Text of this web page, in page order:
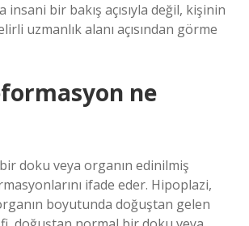
insani bir bakış açısıyla değil, kişinin
uzmanlık alanı açısından görme
ne
doku veya organın edinilmiş
ifade eder. Hipoplazi,
boyutunda doğuştan gelen